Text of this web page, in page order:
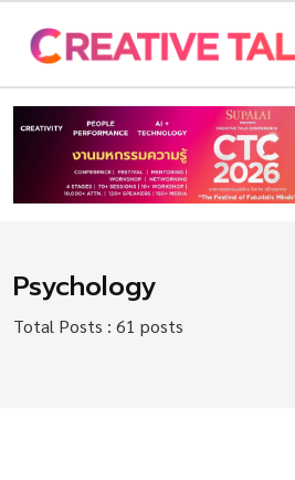
Psychology
Total Posts : 61 posts